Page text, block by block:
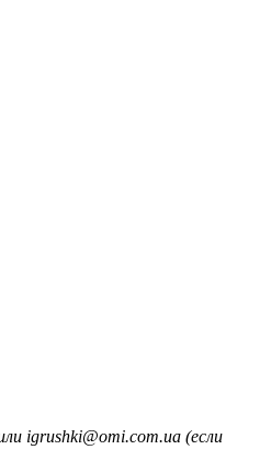
igrushki@omi.com.ua (если